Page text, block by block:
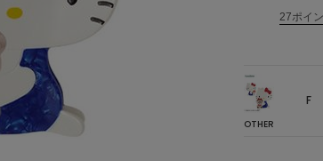
27ポイ
OTHER
F